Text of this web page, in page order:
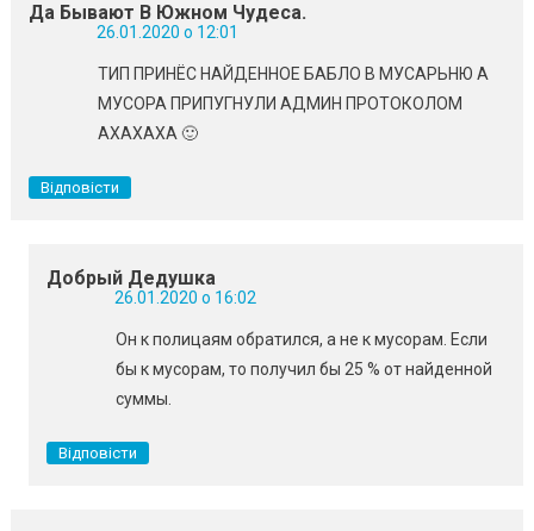
Да Бывают В Южном Чудеса.
26.01.2020 о 12:01
ТИП ПРИНЁС НАЙДЕННОЕ БАБЛО В МУСАРЬНЮ А
МУСОРА ПРИПУГНУЛИ АДМИН ПРОТОКОЛОМ
АХАХАХА 🙂
Відповісти
Добрый Дедушка
26.01.2020 о 16:02
Он к полицаям обратился, а не к мусорам. Если
бы к мусорам, то получил бы 25 % от найденной
суммы.
Відповісти